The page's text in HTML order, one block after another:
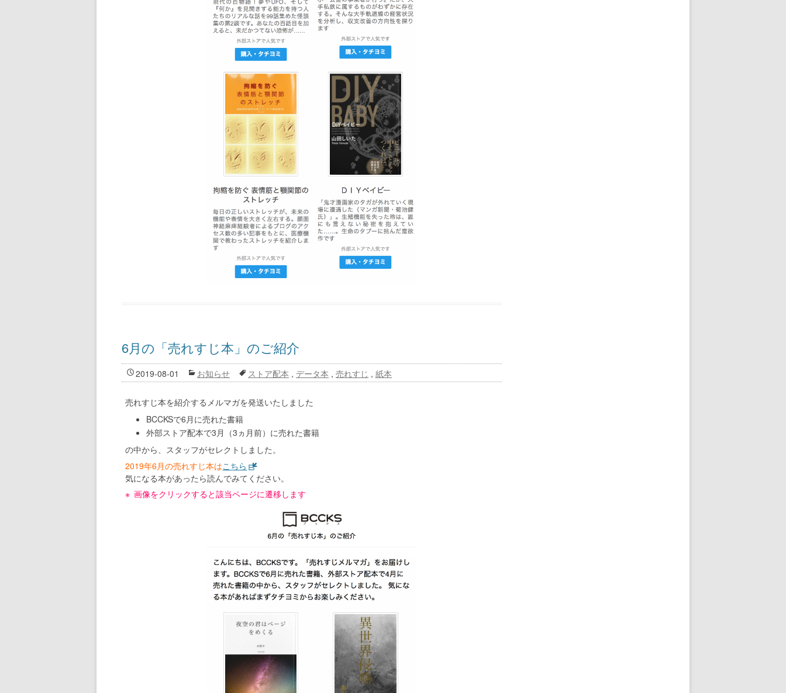
6月の「売れすじ本」のご紹介
2019-08-01 お知らせ ストア配本 , データ本 , 売れすじ , 紙本
売れすじ本を紹介するメルマガを発送いたしました
BCCKSで6月に売れた書籍
外部ストア配本で3月（3ヵ月前）に売れた書籍
の中から、スタッフがセレクトしました。
2019年6月の売れすじ本はこちら
気になる本があったら読んでみてください。
画像をクリックすると該当ページに遷移します